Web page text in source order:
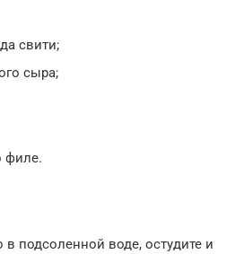
свити;
сыра;
филе.
в подсоленной воде, остудите и